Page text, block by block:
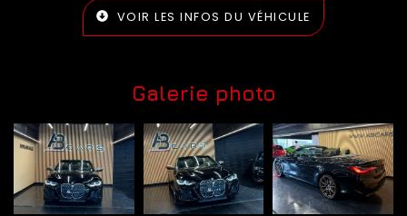
VOIR LES INFOS DU VÉHICULE
Galerie photo